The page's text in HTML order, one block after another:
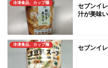
冷凍食品、カップ麺
セブンイ
汁が美味
冷凍食品、カップ麺 セブンイ